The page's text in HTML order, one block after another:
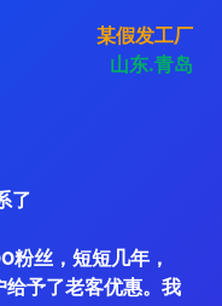
某假发工厂
山东.青岛
了
丝，短短几年，
予了老客优惠。我